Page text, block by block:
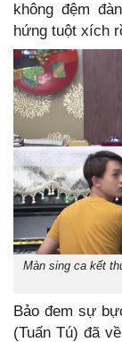
không đệm
hứng tuột xích
Màn sing ca kết
Bảo đem sự
(Tuấn Tú) đã